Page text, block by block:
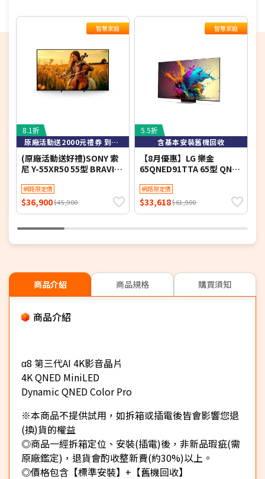
若您同意以上約定事項再行下單，謝謝。
智慧家庭
8.1折
原廠活動送2000元禮券 到8/9止
(原廠活動送好禮)SONY 索
尼 Y-55XR50 55型 BRAVIA
器
網路限定價
$36,900$45,900
智慧家庭
5.5折
含基本安裝舊機回收
【8月優惠】LG 樂金
65QNED91TTA 65型 QNED
網路限定價
$33,618$61,900
商品介紹 商品規格 購買須知
商品介紹
α8 第三代AI 4K影音晶片
4K QNED MiniLED
Dynamic QNED Color Pro
※本商品不提供試用，如拆箱或插電後皆會影響您退
(換)貨的權益
◎商品一經拆箱定位、安裝(插電)後，非新品瑕疵(需
原廠鑑定)，退貨會酌收整新費(約30%)以上。
◎價格包含【標準安裝】+【舊機回收】